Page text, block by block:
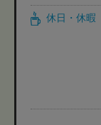
休日・休暇